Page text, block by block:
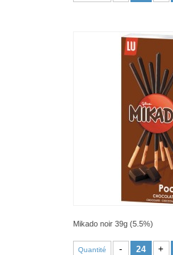
Mikado noir 39g (5.5%)
Quantité - +